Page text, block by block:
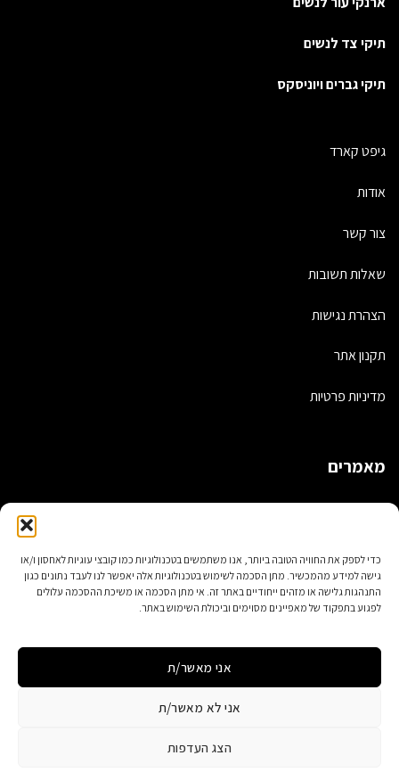
כדי לספק את החוויה הטובה ביותר, אנו משתמשים בטכנולוגיות כמו קובצי עוגיות לאחסון ו/או
גישה למידע מהמכשיר. מתן הסכמה לשימוש בטכנולוגיות אלה יאפשר לנו לעבד נתונים כגון
התנהגות גלישה או מזהים ייחודיים באתר זה. אי מתן הסכמה או משיכת ההסכמה עלולים
לפגוע בתפקוד של מאפיינים מסוימים וביכולת השימוש באתר.
אני מאשר/ת
אני לא מאשר/ת
הצג העדפות
תיקי צד לנשים
תיקי גברים ויוניסקס
גיפט קארד
אודות
צור קשר
שאלות תשובות
הצהרת נגישות
תקנון אתר
מדיניות פרטיות
מאמרים
תיקים בעבודת יד – כל אחד מיוחד!
5 דברים שלא ידעתם על עיצוב תיקי נשים